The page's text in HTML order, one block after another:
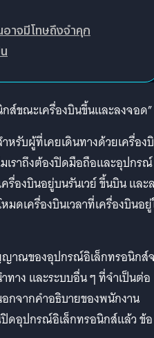
าจมีโทษถึงจำคุก
ขณะเครื่องบินขึ้นและลงจอด”
หรับผู้ที่เคยเดินทางด้วยเครื่อง
เราถึงต้องปิดมือถือและอุปกรณ์
องบินอยู่บนรันเวย์ ขึ้นบิน และ
มดเครื่องบินเวลาที่เครื่องบินอ
าณของอุปกรณ์อิเล็กทรอนิกส์
ทาง และระบบอื่น ๆ ที่จำเป็นต่อ
กจากคำอธิบายของพนักงาน
อุปกรณ์อิเล็กทรอนิกส์แล้ว ข้อ